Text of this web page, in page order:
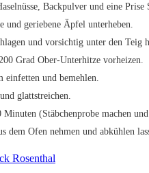
Backpulver und eine
und geriebene Äpfel unterheben.
und vorsichtig unter den Teig
Grad Ober-Unterhitze vorheizen.
einfetten und bemehlen.
glattstreichen.
(Stäbchenprobe machen
dem Ofen nehmen und abkühlen
Rosenthal